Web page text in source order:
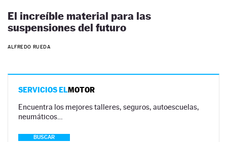
El increíble material para las
suspensiones del futuro
ALFREDO RUEDA
SERVICIOS ELMOTOR
Encuentra los mejores talleres, seguros, autoescuelas,
neumáticos…
BUSCAR